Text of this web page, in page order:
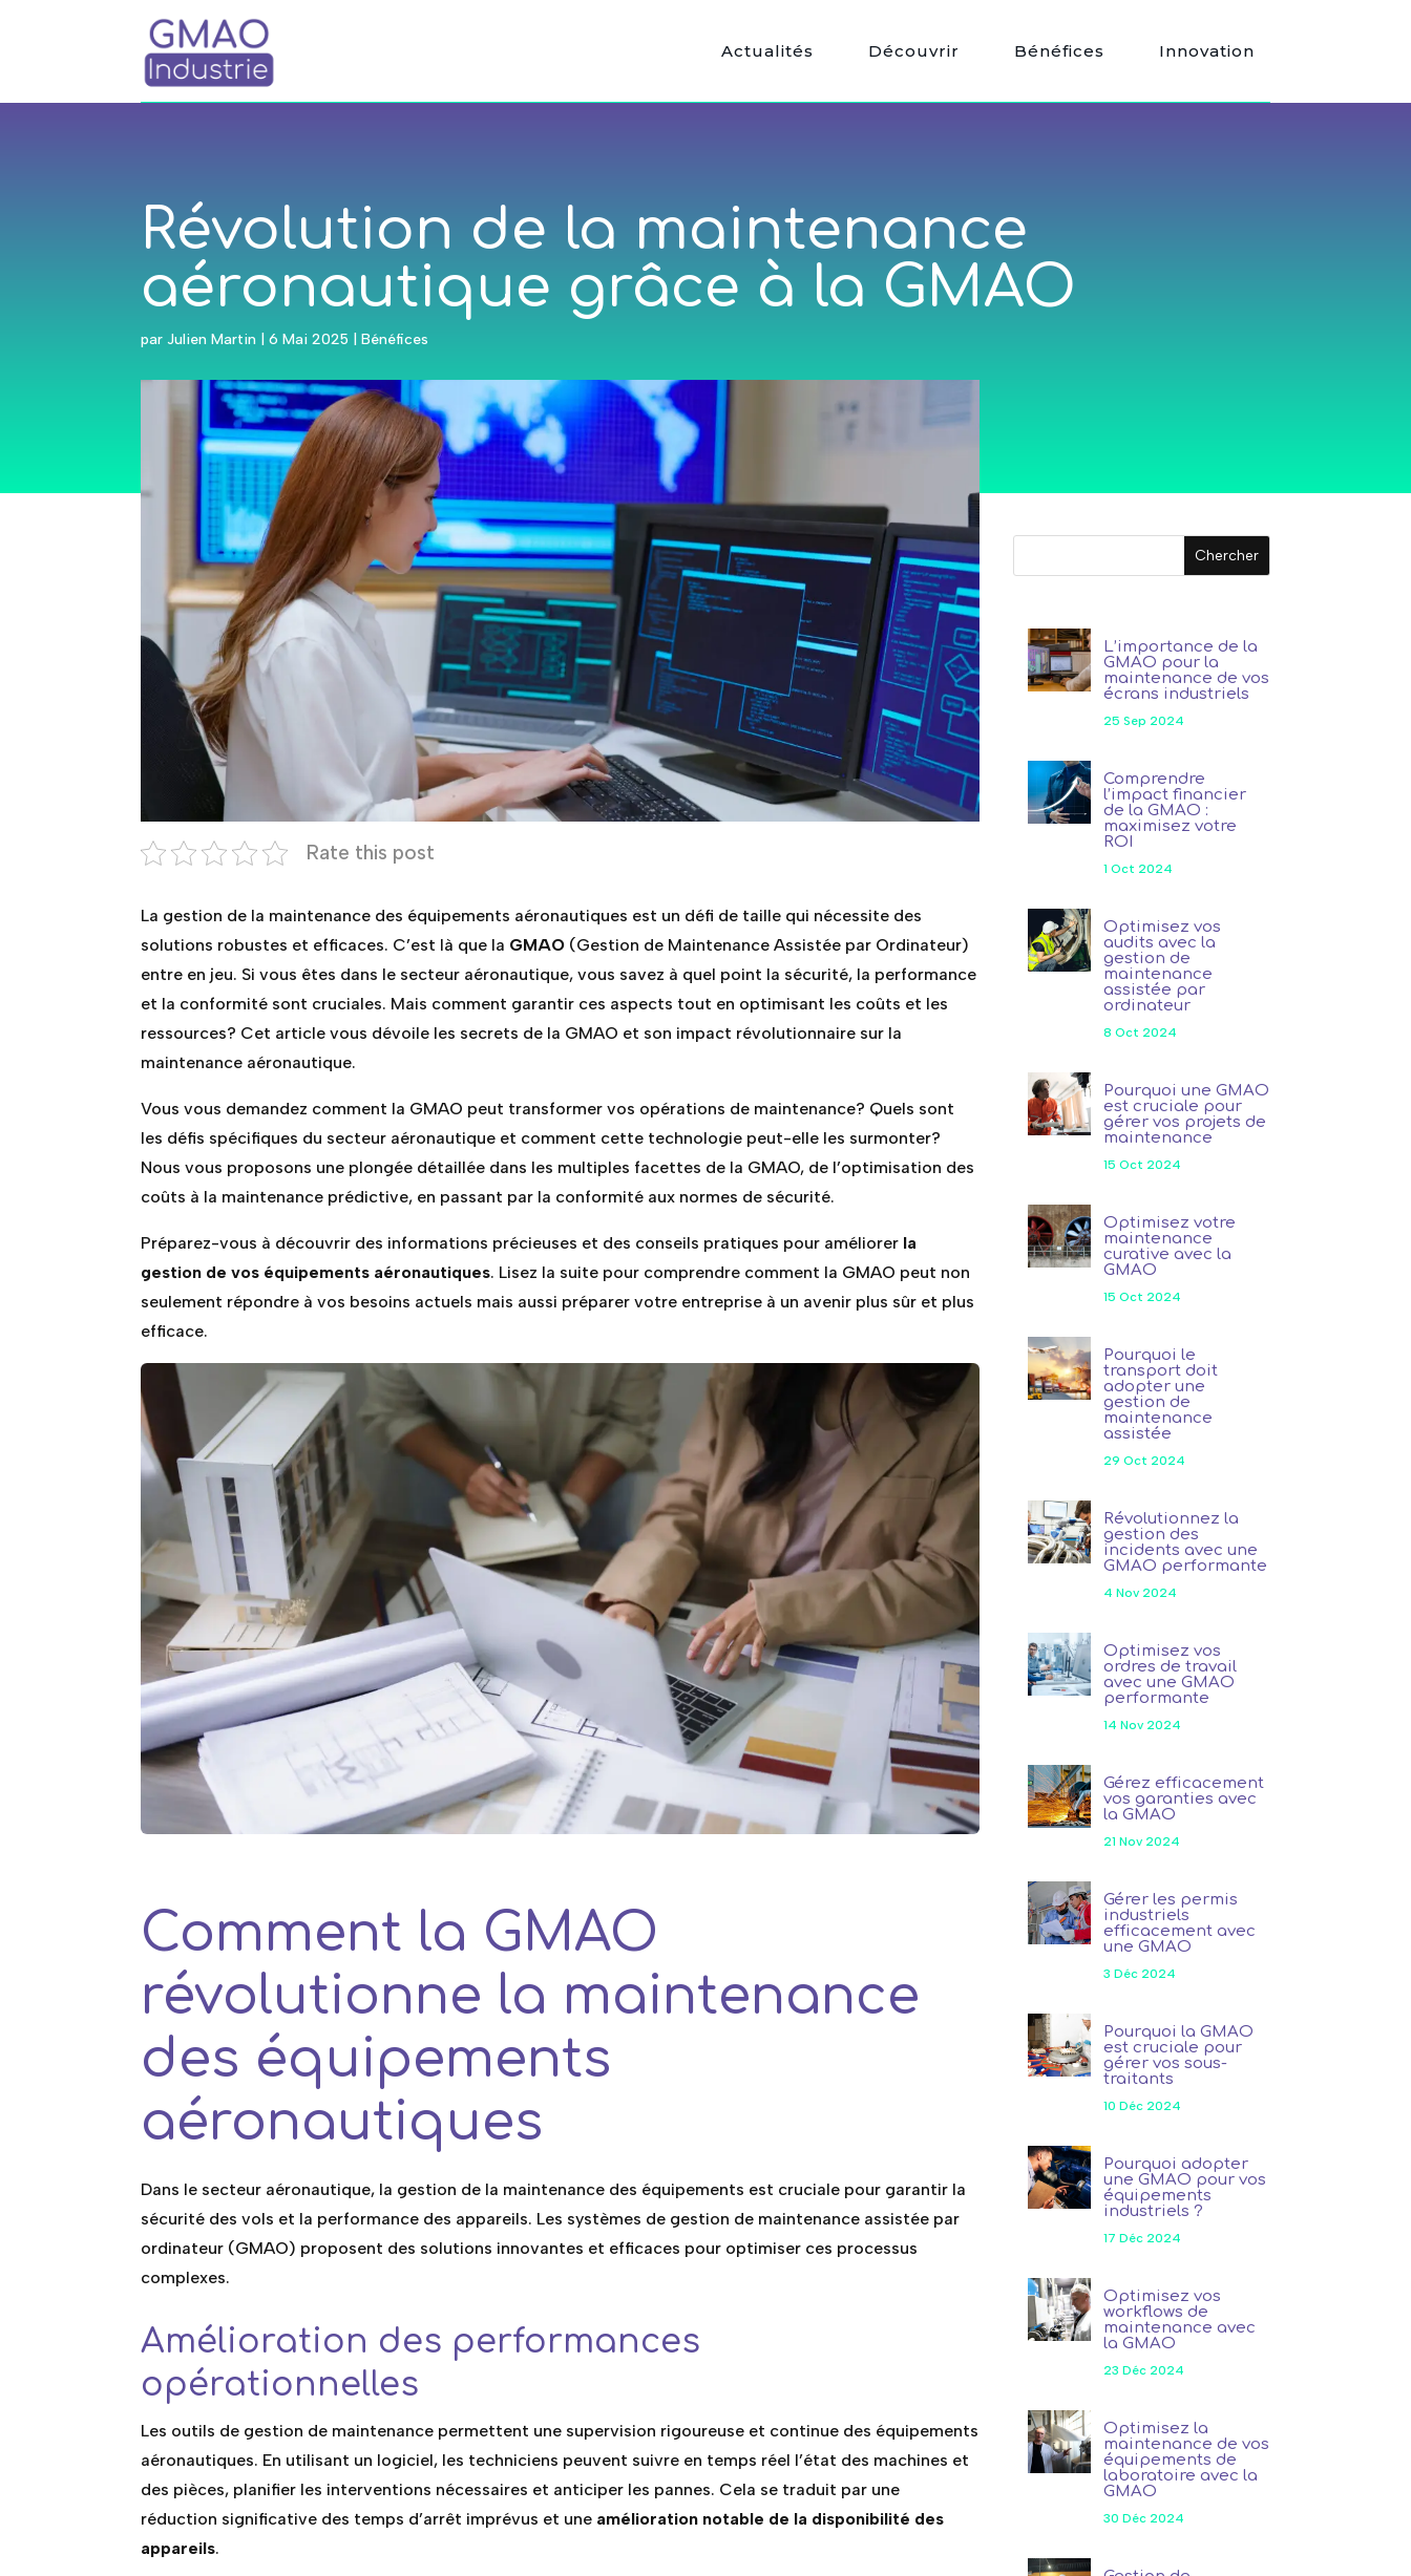
Actualités Découvrir Bénéfices Innovation
Révolution de la maintenance
aéronautique grâce à la GMAO
parJulien Martin |6 Mai 2025 |Bénéfices
Rate this post
La gestion de la maintenance des équipements aéronautiques est un défi de taille qui nécessite des
solutions robustes et efficaces. C’est là que la GMAO (Gestion de Maintenance Assistée par Ordinateur)
entre en jeu. Si vous êtes dans le secteur aéronautique, vous savez à quel point la sécurité, la performance
et la conformité sont cruciales. Mais comment garantir ces aspects tout en optimisant les coûts et les
ressources? Cet article vous dévoile les secrets de la GMAO et son impact révolutionnaire sur la
maintenance aéronautique.
Vous vous demandez comment la GMAO peut transformer vos opérations de maintenance? Quels sont
les défis spécifiques du secteur aéronautique et comment cette technologie peut-elle les surmonter?
Nous vous proposons une plongée détaillée dans les multiples facettes de la GMAO, de l’optimisation des
coûts à la maintenance prédictive, en passant par la conformité aux normes de sécurité.
Préparez-vous à découvrir des informations précieuses et des conseils pratiques pour améliorer la
gestion de vos équipements aéronautiques. Lisez la suite pour comprendre comment la GMAO peut non
seulement répondre à vos besoins actuels mais aussi préparer votre entreprise à un avenir plus sûr et plus
efficace.
Comment la GMAO
révolutionne la maintenance
des équipements
aéronautiques
Dans le secteur aéronautique, la gestion de la maintenance des équipements est cruciale pour garantir la
sécurité des vols et la performance des appareils. Les systèmes de gestion de maintenance assistée par
ordinateur (GMAO) proposent des solutions innovantes et efficaces pour optimiser ces processus
complexes.
Amélioration des performances
opérationnelles
Les outils de gestion de maintenance permettent une supervision rigoureuse et continue des équipements
aéronautiques. En utilisant un logiciel, les techniciens peuvent suivre en temps réel l’état des machines et
des pièces, planifier les interventions nécessaires et anticiper les pannes. Cela se traduit par une
réduction significative des temps d’arrêt imprévus et une amélioration notable de la disponibilité des
appareils.
L’importance de la
GMAO pour la
maintenance de vos
écrans industriels
25 Sep 2024
Comprendre
l’impact financier
de la GMAO :
maximisez votre
ROI
1 Oct 2024
Optimisez vos
audits avec la
gestion de
maintenance
assistée par
ordinateur
8 Oct 2024
Pourquoi une GMAO
est cruciale pour
gérer vos projets de
maintenance
15 Oct 2024
Optimisez votre
maintenance
curative avec la
GMAO
15 Oct 2024
Pourquoi le
transport doit
adopter une
gestion de
maintenance
assistée
29 Oct 2024
Révolutionnez la
gestion des
incidents avec une
GMAO performante
4 Nov 2024
Optimisez vos
ordres de travail
avec une GMAO
performante
14 Nov 2024
Gérez efficacement
vos garanties avec
la GMAO
21 Nov 2024
Gérer les permis
industriels
efficacement avec
une GMAO
3 Déc 2024
Pourquoi la GMAO
est cruciale pour
gérer vos sous-
traitants
10 Déc 2024
Pourquoi adopter
une GMAO pour vos
équipements
industriels ?
17 Déc 2024
Optimisez vos
workflows de
maintenance avec
la GMAO
23 Déc 2024
Optimisez la
maintenance de vos
équipements de
laboratoire avec la
GMAO
30 Déc 2024